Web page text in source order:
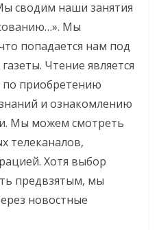
сводим наши занятия
Мы
попадается нам под
Чтение является
по приобретению
и ознакомлению
Мы можем смотреть
телеканалов,
Хотя выбор
предвзятым, мы
новостные